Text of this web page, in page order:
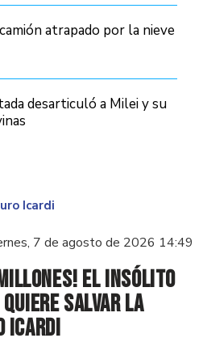
atrapado por la nieve
desarticuló a Milei y su
Icardi
7 de agosto de 2026 14:49
El insólito
quiere salvar la
Icardi